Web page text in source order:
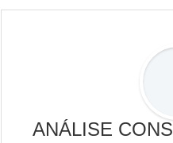
ANÁLISE